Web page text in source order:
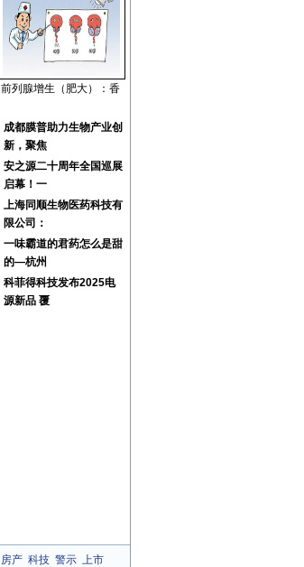
前列腺增生（肥大）：香
成都膜普助力生物产业创
新，聚焦
安之源二十周年全国巡展
启幕！一
上海同顺生物医药科技有
限公司：
一味霸道的君药怎么是甜
的—杭州
科菲得科技发布2025电
源新品 覆
房产 科技 警示 上市